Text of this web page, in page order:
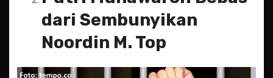
dari Sembunyikan
Noordin M. Top